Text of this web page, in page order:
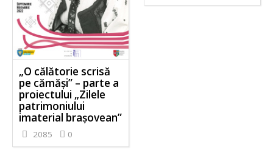
„O călătorie scrisă
pe cămăși” – parte a
proiectului „Zilele
patrimoniului
imaterial brașovean”
2085 0